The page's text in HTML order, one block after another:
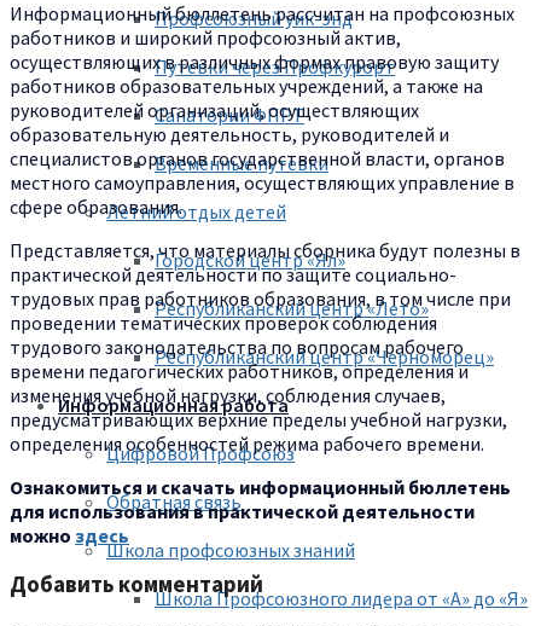
Профсоюзный уик-энд
Путевки через Профкурорт
Санатории ФПРТ
Временные путевки
Летний отдых детей
Городской центр «Ял»
Республиканский центр «Лето»
Республиканский центр «Черноморец»
Информационная работа
Цифровой Профсоюз
Обратная связь
Школа профсоюзных знаний
Школа Профсоюзного лидера от «А» до «Я»
Информационный бюллетень рассчитан на профсоюзных
работников и широкий профсоюзный актив,
осуществляющих в различных формах правовую защиту
работников образовательных учреждений, а также на
руководителей организаций, осуществляющих
образовательную деятельность, руководителей и
специалистов органов государственной власти, органов
местного самоуправления, осуществляющих управление в
сфере образования.
Представляется, что материалы сборника будут полезны в
практической деятельности по защите социально-
трудовых прав работников образования, в том числе при
проведении тематических проверок соблюдения
трудового законодательства по вопросам рабочего
времени педагогических работников, определения и
изменения учебной нагрузки, соблюдения случаев,
предусматривающих верхние пределы учебной нагрузки,
определения особенностей режима рабочего времени.
Ознакомиться и скачать информационный бюллетень
для использования в практической деятельности
можно здесь
Добавить комментарий